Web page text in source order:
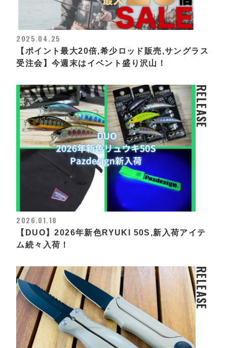
2025.04.25
【ポイント最大20倍,希少ロッド販売,サングラス
受注会】今週末はイベント盛り沢山！
RELEASE
2026.01.18
【DUO】2026年新色RYUKI 50S,新入荷アイテ
ム続々入荷！
RELEASE